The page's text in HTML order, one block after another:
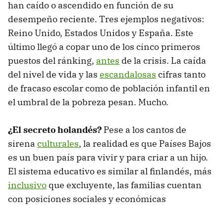
han caído o ascendido en función de su
desempeño reciente. Tres ejemplos negativos:
Reino Unido, Estados Unidos y España. Este
último llegó a copar uno de los cinco primeros
puestos del ránking, antes de la crisis. La caída
del nivel de vida y las escandalosas cifras tanto
de fracaso escolar como de población infantil en
el umbral de la pobreza pesan. Mucho.
¿El secreto holandés? Pese a los cantos de
sirena culturales, la realidad es que Países Bajos
es un buen país para vivir y para criar a un hijo.
El sistema educativo es similar al finlandés, más
inclusivo que excluyente, las familias cuentan
con posiciones sociales y económicas